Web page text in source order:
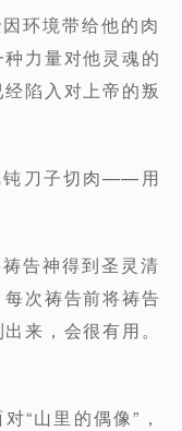
环境带给他的肉
力量对他灵魂的
陷入对上帝的叛
钝刀子切肉——用
告神得到圣灵清
次祷告前将祷告
来，会很有用。
“山里的偶像”，